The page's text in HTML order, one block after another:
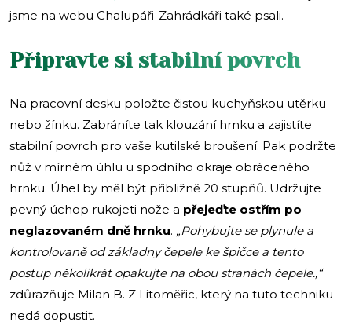
jsme na webu Chalupáři-Zahrádkáři také psali.
Připravte si stabilní povrch
Na pracovní desku položte čistou kuchyňskou utěrku
nebo žínku. Zabráníte tak klouzání hrnku a zajistíte
stabilní povrch pro vaše kutilské broušení. Pak podržte
nůž v mírném úhlu u spodního okraje obráceného
hrnku. Úhel by měl být přibližně 20 stupňů. Udržujte
pevný úchop rukojeti nože a přejeďte ostřím po
neglazovaném dně hrnku. „Pohybujte se plynule a
kontrolovaně od základny čepele ke špičce a tento
postup několikrát opakujte na obou stranách čepele.,“
zdůrazňuje Milan B. Z Litoměřic, který na tuto techniku
nedá dopustit.